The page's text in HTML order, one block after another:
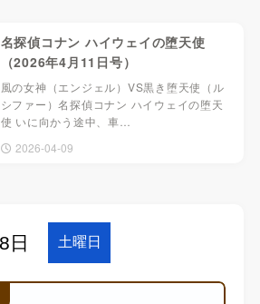
名探偵コナン ハイウェイの堕天使
（2026年4月11日号）
風の女神（エンジェル）VS黒き堕天使（ル
シファー）名探偵コナン ハイウェイの堕天
使 いに向かう途中、車…
2026-04-09